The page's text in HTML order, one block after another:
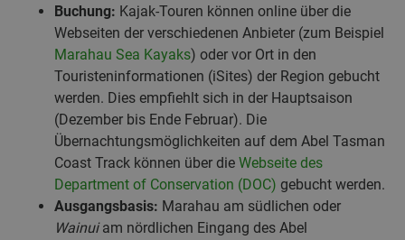
Buchung: Kajak-Touren können online über die
Webseiten der verschiedenen Anbieter (zum Beispiel
Marahau Sea Kayaks) oder vor Ort in den
Touristeninformationen (iSites) der Region gebucht
werden. Dies empfiehlt sich in der Hauptsaison
(Dezember bis Ende Februar). Die
Übernachtungsmöglichkeiten auf dem Abel Tasman
Coast Track können über die Webseite des
Department of Conservation (DOC) gebucht werden.
Ausgangsbasis: Marahau am südlichen oder
Wainuiam nördlichen Eingang des Abel